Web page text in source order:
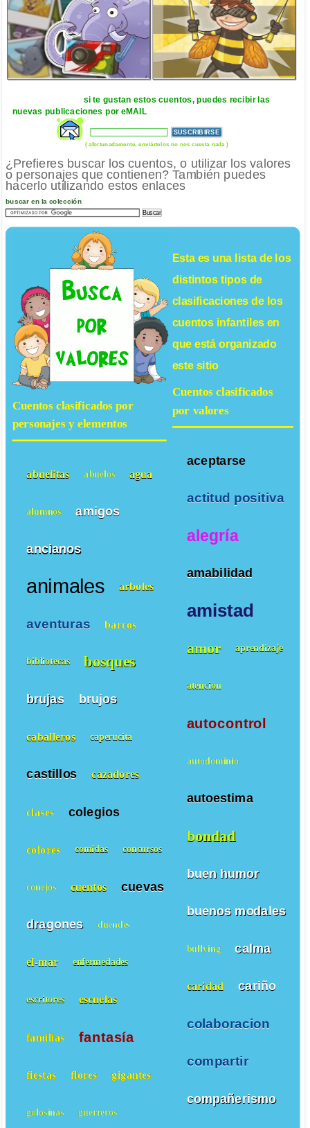
si te gustan estos cuentos, puedes recibir las
nuevas publicaciones por eMAIL
( afortunadamente, enviártelos no nos cuesta nada )
¿Prefieres buscar los cuentos, o utilizar los valores
o personajes que contienen? También puedes
hacerlo utilizando estos enlaces
buscar en la colección
Esta es una lista de los
distintos tipos de
clasificaciones de los
cuentos infantilesen
que está organizado
este sitio
Cuentos clasificados
por valores
aceptarse
actitud positiva
alegría
amabilidad
amistad
amor aprendizaje
atencion
autocontrol
autodominio
autoestima
bondad
buen humor
buenos modales
bullying calma
caridad cariño
colaboracion
compartir
compañerismo
Cuentos clasificados por
personajes y elementos
abuelitas abuelos agua
alumnos amigos
ancianos
animales arboles
aventuras barcos
bibliotecas bosques
brujas brujos
caballeros caperucita
castillos cazadores
clases colegios
colores comidas concursos
conejos cuentos cuevas
dragones duendes
el-mar enfermedades
escritores escuelas
familias fantasía
fiestas flores gigantes
golosinas guerreros